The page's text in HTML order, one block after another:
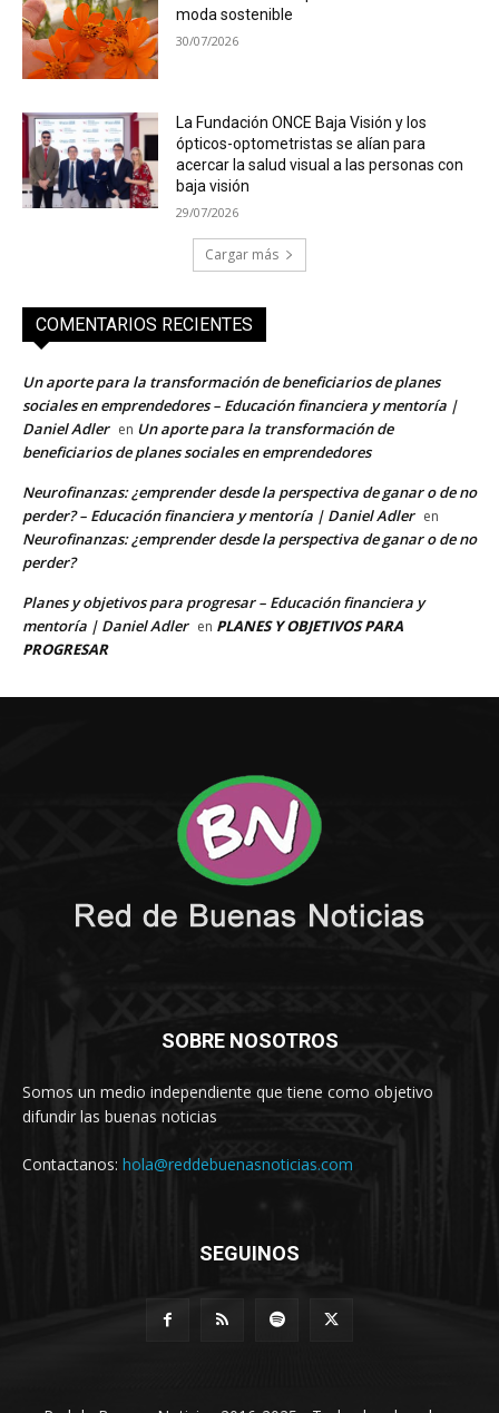
SOBRE NOSOTROS
Somos un medio independiente que tiene como objetivo
difundir las buenas noticias
Contactanos: hola@reddebuenasnoticias.com
SEGUINOS